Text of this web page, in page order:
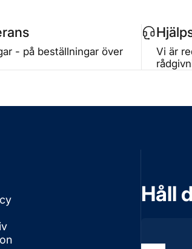
- på beställningar över
Vi är
Håll